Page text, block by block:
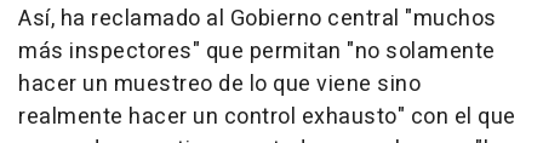
Así, ha reclamado al Gobierno central "muchos
más inspectores" que permitan "no solamente
hacer un muestreo de lo que viene sino
realmente hacer un control exhausto" con el que